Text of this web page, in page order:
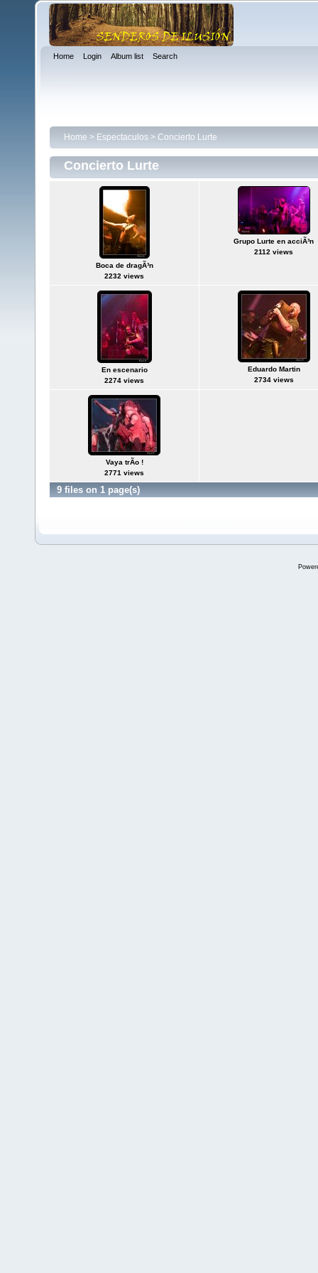
Home Login Album list Search
Home > Espectaculos > Concierto Lurte
Concierto Lurte
Boca de dragÃ³n
2232 views
Grupo Lurte en acciÃ³n
2112 views
En escenario
2274 views
Eduardo Martin
2734 views
Vaya trÃ­o !
2771 views
9 files on 1 page(s)